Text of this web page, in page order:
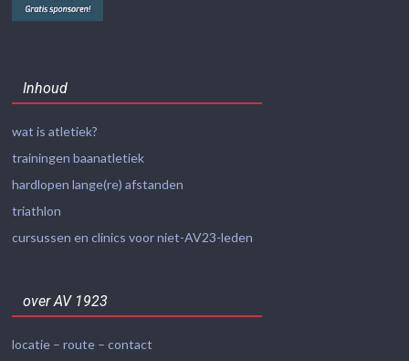
Inhoud
wat is atletiek?
trainingen baanatletiek
hardlopen lange(re) afstanden
triathlon
cursussen en clinics voor niet-AV23-leden
over AV 1923
locatie – route – contact